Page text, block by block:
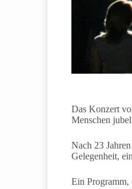
Das Konzert
Menschen
Nach 23
Gelegenheit,
Ein Programm,